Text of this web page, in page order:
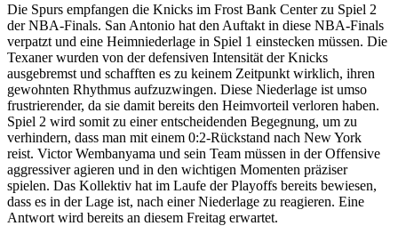
Die Spurs empfangen die Knicks im Frost Bank Center zu Spiel 2
der NBA-Finals. San Antonio hat den Auftakt in diese NBA-Finals
verpatzt und eine Heimniederlage in Spiel 1 einstecken müssen. Die
Texaner wurden von der defensiven Intensität der Knicks
ausgebremst und schafften es zu keinem Zeitpunkt wirklich, ihren
gewohnten Rhythmus aufzuzwingen. Diese Niederlage ist umso
frustrierender, da sie damit bereits den Heimvorteil verloren haben.
Spiel 2 wird somit zu einer entscheidenden Begegnung, um zu
verhindern, dass man mit einem 0:2-Rückstand nach New York
reist. Victor Wembanyama und sein Team müssen in der Offensive
aggressiver agieren und in den wichtigen Momenten präziser
spielen. Das Kollektiv hat im Laufe der Playoffs bereits bewiesen,
dass es in der Lage ist, nach einer Niederlage zu reagieren. Eine
Antwort wird bereits an diesem Freitag erwartet.